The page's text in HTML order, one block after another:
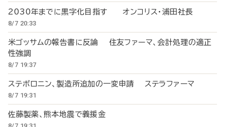
2030年までに黒字化目指す オンコリス・浦田社長
8/7 20:33
米ゴッサムの報告書に反論 住友ファーマ、会計処理の適正
性強調
8/7 19:37
ステボロニン、製造所追加の一変申請 ステラファーマ
8/7 19:31
佐藤製薬、熊本地震で義援金